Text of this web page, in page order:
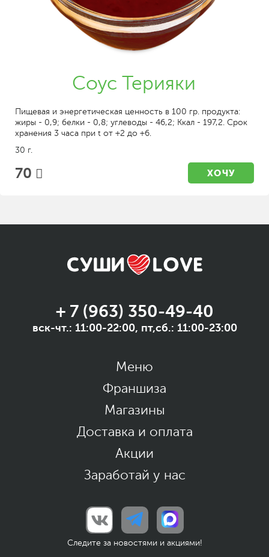
Соус Терияки
Пищевая и энергетическая ценность в 100 гр. продукта:
жиры - 0,9; белки - 0,8; углеводы - 46,2; Ккал - 197,2. Срок
хранения 3 часа при t от +2 до +6.
30 г.
70 ХОЧУ
+ 7 (963) 350-49-40
вск-чт.: 11:00-22:00, пт,сб.: 11:00-23:00
Меню
Франшиза
Магазины
Доставка и оплата
Акции
Заработай у нас
Следите за новостями и акциями!